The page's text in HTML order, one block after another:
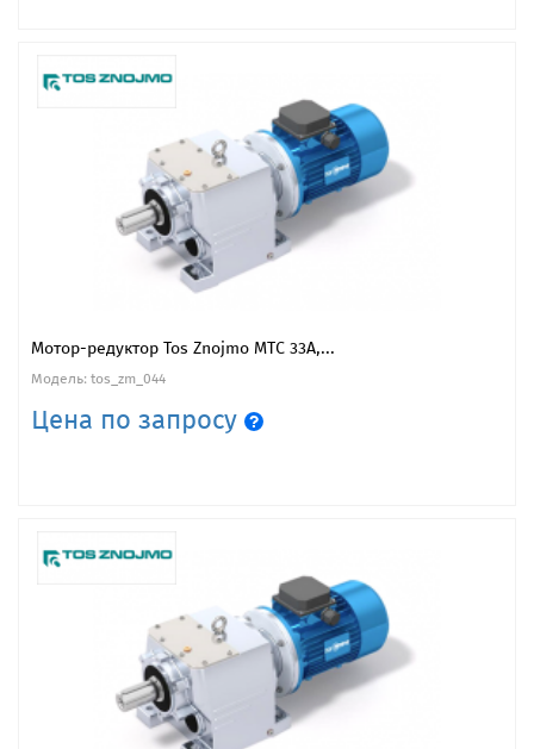
Мотор-редуктор Tos Znojmo MTC 33A,...
Модель: tos_zm_044
Цена по запросу